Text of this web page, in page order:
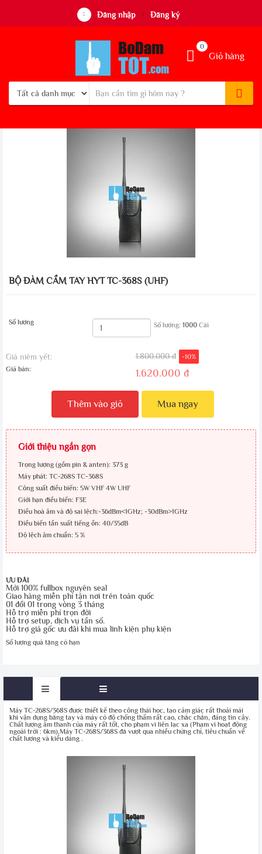
Đăng nhập / Đăng ký
Giỏ hàng
0
BỘ ĐÀM CẦM TAY HYT TC-368S (UHF)
Số lượng Số lượng: 1000Cái
Giá niêm yết:
Giá bán:
1.800.000 đ -10%
1.620.000 đ
Thêm vào giỏ Mua ngay
Giới thiệu ngắn gọn
Trọng lượng (gồm pin & anten): 373 g
Máy phát: TC-268S TC-368S
Công suất điều biến: 5W VHF 4W UHF
Giới hạn điều biến: F3E
Điều hoà âm và độ sai lệch:-36dBm<1GHz; -30dBm>1GHz
Điều biến tần suất tiếng ồn: 40/35dB
Độ lệch âm chuẩn: 5 %
ƯU ĐÃI
Mới 100% fullbox nguyên seal
Giao hàng miễn phí tận nơi trên toàn quốc
01 đổi 01 trong vòng 3 tháng
Hỗ trợ miễn phí trọn đời
Hỗ trợ setup, dịch vụ tần số.
Hỗ trợ giá gốc ưu đãi khi mua linh kiện phụ kiện
Số lượng quà tặng có hạn
Máy TC-268S/368S được thiết kế theo công thái học, tạo cảm giác rất thoải mái
khi vận dụng bằng tay và máy có độ chống thấm rất cao, chắc chắn, đáng tin cậy.
Chất lượng âm thanh của máy rất tốt, cho phạm vi liên lạc xa (Phạm vi hoạt động
ngoài trời : 6km),Máy TC-268S/368S đã vượt qua nhiều chứng chỉ, tiêu chuẩn về
chất lượng và kiểu dáng .